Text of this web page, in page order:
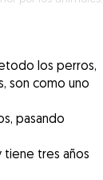
los perros,
son como uno
pasando
tiene tres años